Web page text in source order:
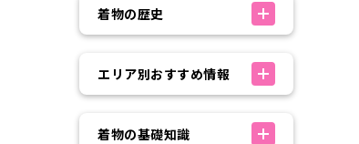
着物の歴史
エリア別おすすめ情報
着物の基礎知識